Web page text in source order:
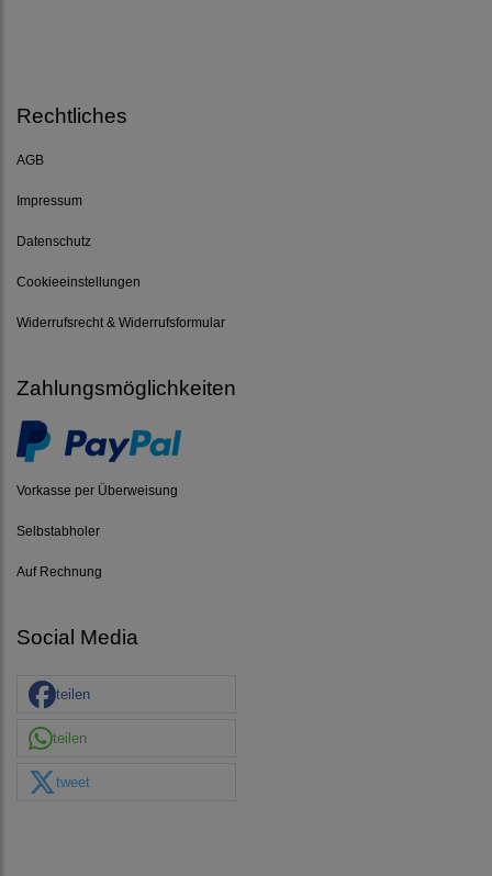
Rechtliches
AGB
Impressum
Datenschutz
Cookieeinstellungen
Widerrufsrecht & Widerrufsformular
Zahlungsmöglichkeiten
Vorkasse per Überweisung
Selbstabholer
Auf Rechnung
Social Media
teilen
teilen
tweet